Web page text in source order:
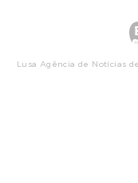
Lusa Agência de Notícias